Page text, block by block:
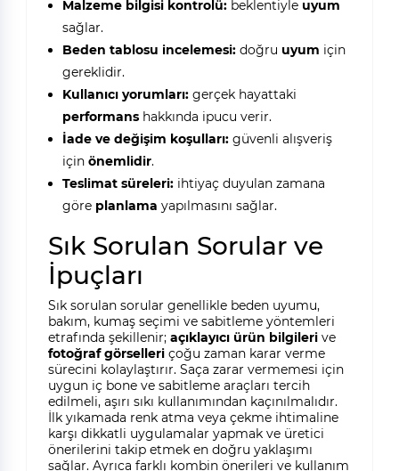
Malzeme bilgisi kontrolü:beklentiyle uyum
sağlar.
Beden tablosu incelemesi:doğru uyum için
gereklidir.
Kullanıcı yorumları:gerçek hayattaki
performanshakkında ipucu verir.
İade ve değişim koşulları:güvenli alışveriş
için önemlidir.
Teslimat süreleri:ihtiyaç duyulan zamana
göre planlama yapılmasını sağlar.
Sık Sorulan Sorular ve
İpuçları
Sık sorulan sorular genellikle beden uyumu,
bakım, kumaş seçimi ve sabitleme yöntemleri
etrafında şekillenir; açıklayıcı ürün bilgilerive
fotoğraf görselleriçoğu zaman karar verme
sürecini kolaylaştırır. Saça zarar vermemesi için
uygun iç bone ve sabitleme araçları tercih
edilmeli, aşırı sıkı kullanımından kaçınılmalıdır.
İlk yıkamada renk atma veya çekme ihtimaline
karşı dikkatli uygulamalar yapmak ve üretici
önerilerini takip etmek en doğru yaklaşımı
sağlar. Ayrıca farklı kombin önerileri ve kullanım